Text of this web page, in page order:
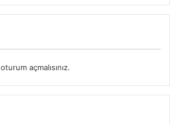
oturum açmalısınız.